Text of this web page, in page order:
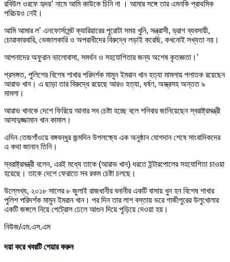
রবিউল ওরফে হৃদয়’ নামে আমি কাউকে চিনি না । আমার সঙ্গে তার এমনকি প্রাথমিক
পরিচয়ও নেই।
আমি আমার ল’ এনফোর্সমেন্ট ক্যারিয়ারের পুরোটা সময় খুনি, সন্ত্রাসী, ড্রাগ ব্যবসায়ী,
চোরাকারবারি, ভেজালকারি ও অপরাধীদের বিরুদ্ধে লড়াই করেছি, কখনোই সখ্যতা নয়।
আপনাদের অফুরান ভালোবাসা, সমর্থন ও সহযোগিতার জন্য অশেষ কৃতজ্ঞতা।’
প্রসঙ্গত, পুলিশের বিশেষ শাখার পরিদর্শক মামুন ইমরান খান হত্যা মামলায় পলাতক রয়েছেন
আরাভ খান। এ ছাড়া তার বিরুদ্ধে রয়েছে আরও হত্যা, ধর্ষণ, অস্ত্রসহ অন্তত ৯
মামলা।
আরাভ খানকে দেশে ফিরিয়ে আনার সব চেষ্টা হচ্ছে বলে শনিবার জানিয়েছেন স্বরাষ্ট্রমন্ত্রী
আসাদুজ্জামান খান কামাল।
এদিন তেজগাঁওয়ে বঙ্গবন্ধুর জন্মদিন উপলক্ষ্যে এক অনুষ্ঠান যোগদান শেষে সাংবাদিকদের
এ কথা জানান তিনি।
স্বরাষ্ট্রমন্ত্রী বলেন, এরই মধ্যে তাকে (আরাভ খান) ধরতে ইন্টারপোলের সহযোগিতা চাওয়া
হয়েছে। তাকে দেশে ফেরাতে সব রকম চেষ্টা চলছে।
উল্লেখ্য, ২০১৮ সালের ৮ জুলাই রাজধানীর বনানীর একটি বাসায় খুন হন বিশেষ শাখার
পুলিশ পরিদর্শক মামুন ইমরান খান। পর দিন তার লাশ বস্তায় ভরে গাজীপুরের উলুখোলার
একটি জঙ্গলে নিয়ে পেট্রোল ঢেলে আগুন দিয়ে পুড়িয়ে দেওয়া হয়।
নিউজ/এম.এস.এম
দয়া করে খবরটি শেয়ার করুন